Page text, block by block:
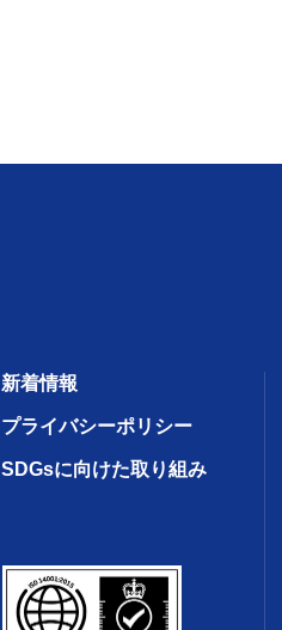
新着情報
プライバシーポリシー
SDGsに向けた取り組み